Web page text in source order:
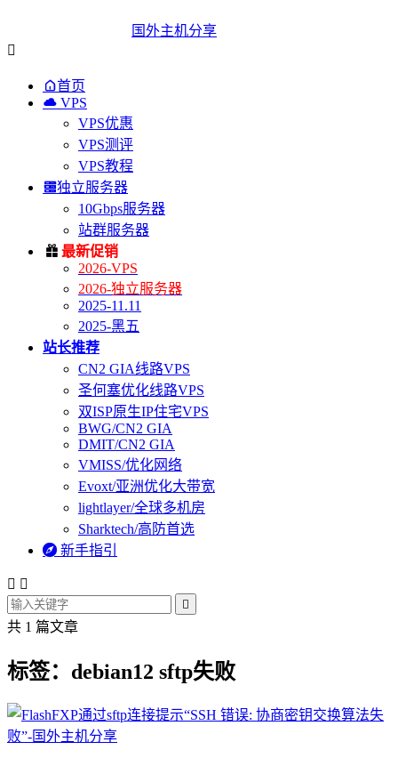
国外主机分享

首页
 VPS
VPS优惠
VPS测评
VPS教程
独立服务器
10Gbps服务器
站群服务器
 最新促销
2026-VPS
2026-独立服务器
2025-11.11
2025-黑五
站长推荐
CN2 GIA线路VPS
圣何塞优化线路VPS
双ISP原生IP住宅VPS
BWG/CN2 GIA
DMIT/CN2 GIA
VMISS/优化网络
Evoxt/亚洲优化大带宽
lightlayer/全球多机房
Sharktech/高防首选
 新手指引
 

共 1 篇文章
标签：debian12 sftp失败